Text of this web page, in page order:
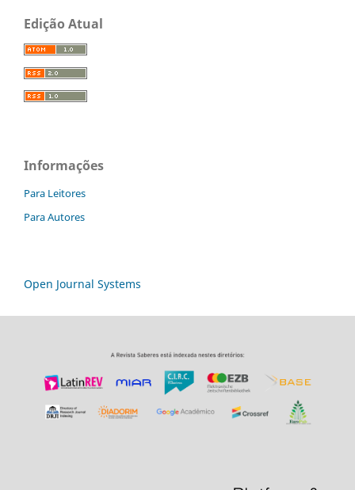
Edição Atual
Informações
Para Leitores
Para Autores
Open Journal Systems